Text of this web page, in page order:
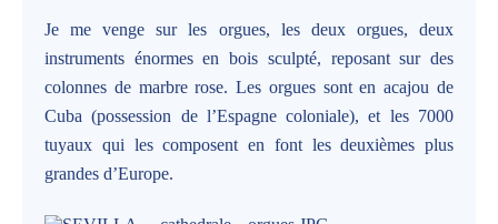
Je me venge sur les orgues, les deux orgues, deux
instruments énormes en bois sculpté, reposant sur des
colonnes de marbre rose. Les orgues sont en acajou de
Cuba (possession de l’Espagne coloniale), et les 7000
tuyaux qui les composent en font les deuxièmes plus
grandes d’Europe.